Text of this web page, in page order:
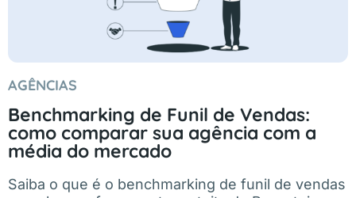
AGÊNCIAS
Benchmarking de Funil de Vendas:
como comparar sua agência com a
média do mercado
Saiba o que é o benchmarking de funil de vendas